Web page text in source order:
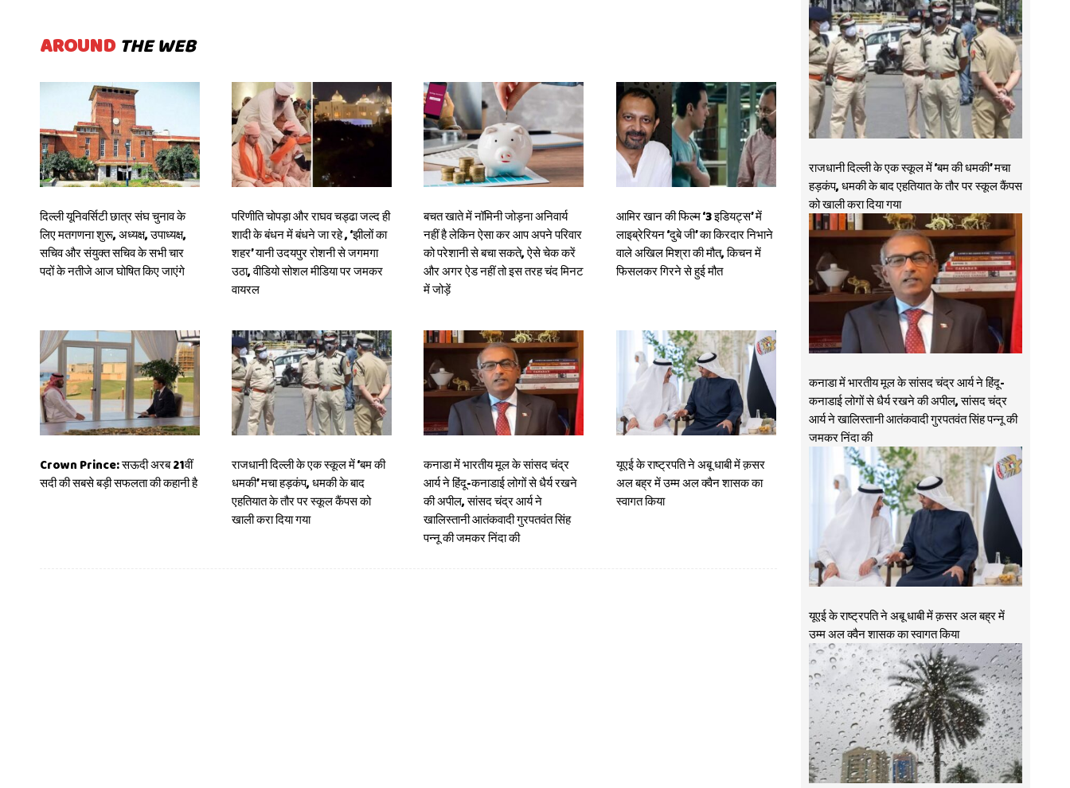
AROUND THE WEB
दिल्ली यूनिवर्सिटी छात्र संघ चुनाव के
लिए मतगणना शुरू, अध्यक्ष, उपाध्यक्ष,
सचिव और संयुक्त सचिव के सभी चार
पदों के नतीजे आज घोषित किए जाएंगे
परिणीति चोपड़ा और राघव चड्ढा जल्द ही
शादी के बंधन में बंधने जा रहे , ‘झीलों का
शहर’ यानी उदयपुर रोशनी से जगमगा
उठा, वीडियो सोशल मीडिया पर जमकर
वायरल
बचत खाते में नॉमिनी जोड़ना अनिवार्य
नहीं है लेकिन ऐसा कर आप अपने परिवार
को परेशानी से बचा सकते, ऐसे चेक करें
और अगर ऐड नहीं तो इस तरह चंद मिनट
में जोड़ें
आमिर खान की फिल्म ‘3 इडियट्स’ में
लाइब्रेरियन ‘दुबे जी’ का किरदार निभाने
वाले अखिल मिश्रा की मौत, किचन में
फिसलकर गिरने से हुई मौत
Crown Prince: सऊदी अरब 21वीं
सदी की सबसे बड़ी सफलता की कहानी है
राजधानी दिल्ली के एक स्कूल में ‘बम की
धमकी’ मचा हड़कंप, धमकी के बाद
एहतियात के तौर पर स्कूल कैंपस को
खाली करा दिया गया
कनाडा में भारतीय मूल के सांसद चंद्र
आर्य ने हिंदू-कनाडाई लोगों से धैर्य रखने
की अपील, सांसद चंद्र आर्य ने
खालिस्तानी आतंकवादी गुरपतवंत सिंह
पन्नू की जमकर निंदा की
यूएई के राष्ट्रपति ने अबू धाबी में क़सर
अल बह्र में उम्म अल क्वैन शासक का
स्वागत किया
राजधानी दिल्ली के एक स्कूल में ‘बम की धमकी’ मचा
हड़कंप, धमकी के बाद एहतियात के तौर पर स्कूल कैंपस
को खाली करा दिया गया
कनाडा में भारतीय मूल के सांसद चंद्र आर्य ने हिंदू-
कनाडाई लोगों से धैर्य रखने की अपील, सांसद चंद्र
आर्य ने खालिस्तानी आतंकवादी गुरपतवंत सिंह पन्नू की
जमकर निंदा की
यूएई के राष्ट्रपति ने अबू धाबी में क़सर अल बह्र में
उम्म अल क्वैन शासक का स्वागत किया